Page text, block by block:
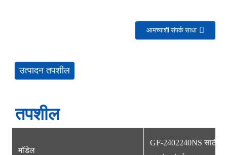
आमच्याशी संपर्क साधा
उत्पादन तपशील
तपशील
मॉडेल
GF-2402240NS साठी